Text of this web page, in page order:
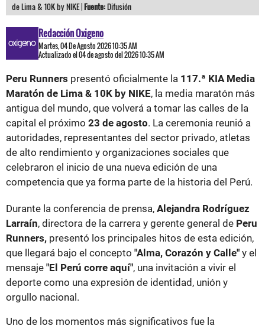
de Lima & 10K by NIKE |Fuente:Difusión
Redacción Oxigeno
Martes, 04 De Agosto 2026 10:35 AM
Actualizado el 04 de agosto del 2026 10:35 AM
Peru Runners presentó oficialmente la 117.ª KIA Media
Maratón de Lima & 10K by NIKE, la media maratón más
antigua del mundo, que volverá a tomar las calles de la
capital el próximo 23 de agosto. La ceremonia reunió a
autoridades, representantes del sector privado, atletas
de alto rendimiento y organizaciones sociales que
celebraron el inicio de una nueva edición de una
competencia que ya forma parte de la historia del Perú.
Durante la conferencia de prensa, Alejandra Rodríguez
Larraín, directora de la carrera y gerente general de Peru
Runners, presentó los principales hitos de esta edición,
que llegará bajo el concepto "Alma, Corazón y Calle" y el
mensaje "El Perú corre aquí", una invitación a vivir el
deporte como una expresión de identidad, unión y
orgullo nacional.
Uno de los momentos más significativos fue la